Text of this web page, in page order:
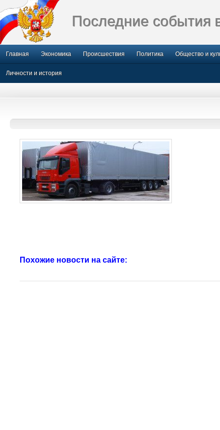
Последние события
Главная Экономика Происшествия Политика Общество и
Личности и история
Похожие новости на сайте: